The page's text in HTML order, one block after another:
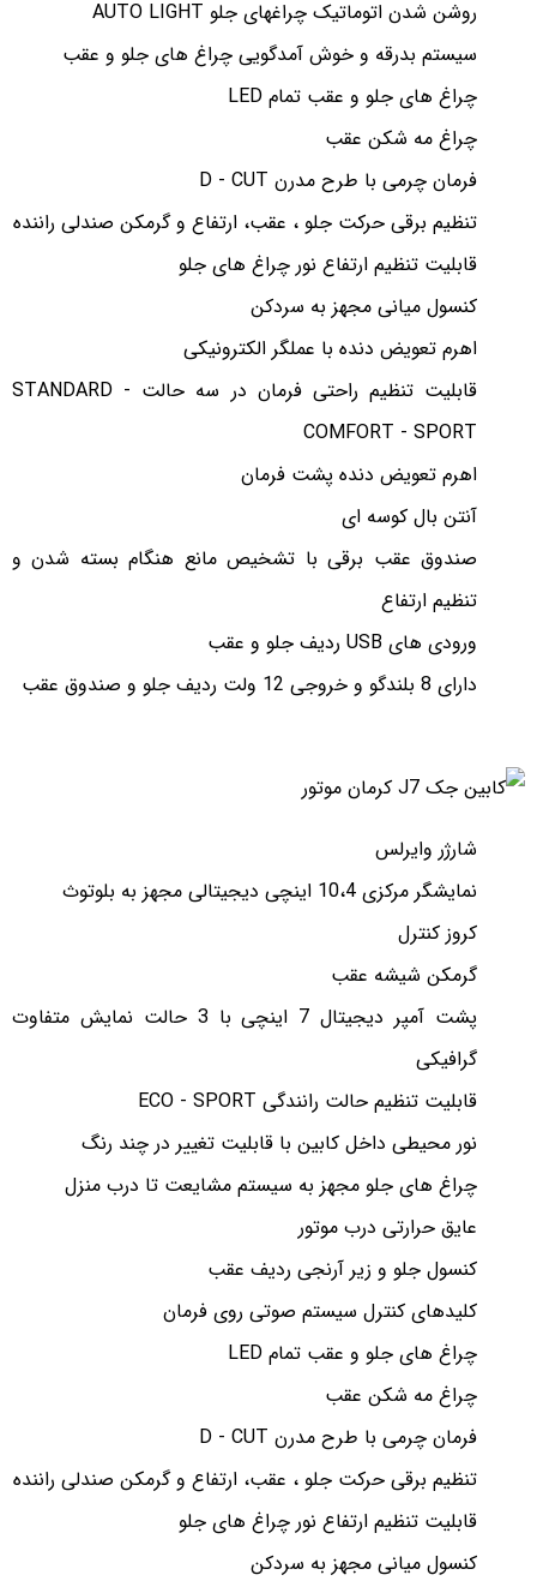
روشن شدن اتوماتیک چراغهای جلو AUTO LIGHT
سیستم بدرقه و خوش آمدگویی چراغ های جلو و عقب
چراغ های جلو و عقب تمام LED
چراغ مه شکن عقب
فرمان چرمی با طرح مدرن D - CUT
تنظیم برقی حرکت جلو ، عقب، ارتفاع و گرمکن صندلی راننده
قابلیت تنظیم ارتفاع نور چراغ های جلو
کنسول میانی مجهز به سردکن
اهرم تعویض دنده با عملگر الکترونیکی
قابلیت تنظیم راحتی فرمان در سه حالت STANDARD -
COMFORT - SPORT
اهرم تعویض دنده پشت فرمان
آنتن بال کوسه ای
صندوق عقب برقی با تشخیص مانع هنگام بسته شدن و
تنظیم ارتفاع
ورودی های USB ردیف جلو و عقب
دارای 8 بلندگو و خروجی 12 ولت ردیف جلو و صندوق عقب
شارژر وایرلس
نمایشگر مرکزی 10،4 اینچی دیجیتالی مجهز به بلوتوث
کروز کنترل
گرمکن شیشه عقب
پشت آمپر دیجیتال 7 اینچی با 3 حالت نمایش متفاوت
گرافیکی
قابلیت تنظیم حالت رانندگی ECO - SPORT
نور محیطی داخل کابین با قابلیت تغییر در چند رنگ
چراغ های جلو مجهز به سیستم مشایعت تا درب منزل
عایق حرارتی درب موتور
کنسول جلو و زیر آرنجی ردیف عقب
کلیدهای کنترل سیستم صوتی روی فرمان
چراغ های جلو و عقب تمام LED
چراغ مه شکن عقب
فرمان چرمی با طرح مدرن D - CUT
تنظیم برقی حرکت جلو ، عقب، ارتفاع و گرمکن صندلی راننده
قابلیت تنظیم ارتفاع نور چراغ های جلو
کنسول میانی مجهز به سردکن